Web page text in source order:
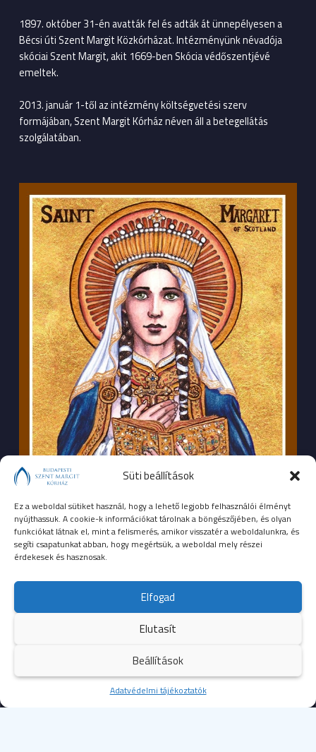
Süti beállítások
Ez a weboldal sütiket használ, hogy a lehető legjobb felhasználói élményt
nyújthassuk. A cookie-k információkat tárolnak a böngészőjében, és olyan
funkciókat látnak el, mint a felismerés, amikor visszatér a weboldalunkra, és
segíti csapatunkat abban, hogy megértsük, a weboldal mely részei
érdekesek és hasznosak.
Elfogad
Elutasít
Beállítások
Adatvédelmi tájékoztatók
Kezdőoldal
1897. október 31-én avatták fel és adták át ünnepélyesen a
Bécsi úti Szent Margit Közkórházat. Intézményünk névadója
skóciai Szent Margit, akit 1669-ben Skócia védőszentjévé
emeltek.
2013. január 1-től az intézmény költségvetési szerv
formájában, Szent Margit Kórház néven áll a betegellátás
szolgálatában.
SEGÉLYHÍVÓSZÁMOK
104mentők
107rendőrség